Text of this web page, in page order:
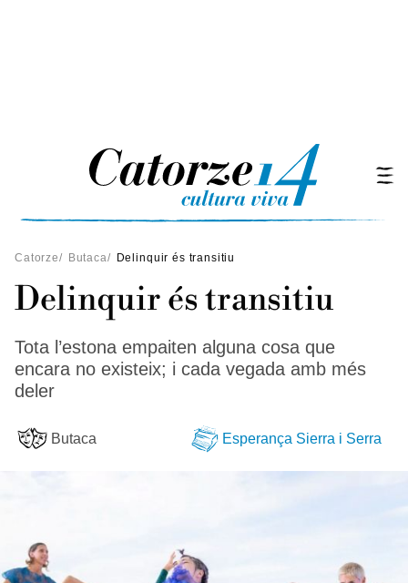
Catorze/ Butaca/ Delinquir és transitiu
Delinquir és transitiu
Tota l’estona empaiten alguna cosa que
encara no existeix; i cada vegada amb més
deler
Butaca Esperança Sierra i Serra